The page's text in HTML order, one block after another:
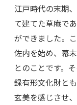
江戸時代の末期
て建てた草庵で
ができました。
佐内を始め、幕
とのことです。
録有形文化財と
玄美を感じさせ